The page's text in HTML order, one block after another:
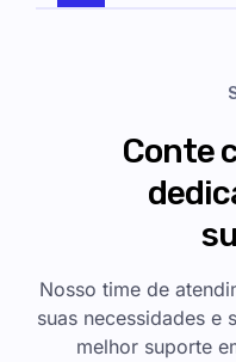
Conte
Nosso time de
suas necessidades e
melhor suporte